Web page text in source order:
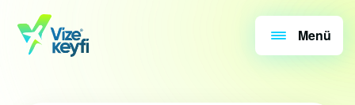
Menü